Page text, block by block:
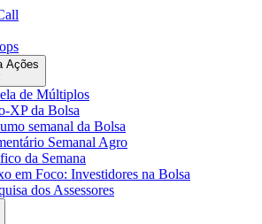
Ações
de Múltiplos
XP da Bolsa
semanal da Bolsa
Semanal Agro
da Semana
em Foco: Investidores na Bolsa
dos Assessores